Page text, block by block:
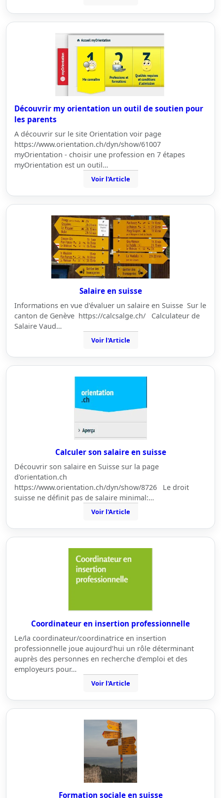
Découvrir my orientation un outil de soutien pour
les parents
A découvrir sur le site Orientation voir page
https://www.orientation.ch/dyn/show/61007
myOrientation - choisir une profession en 7 étapes
myOrientation est un outil…
Voir l'Article
Salaire en suisse
Informations en vue d'évaluer un salaire en Suisse Sur le
canton de Genève https://calcsalge.ch/ Calculateur de
Salaire Vaud…
Voir l'Article
Calculer son salaire en suisse
Découvrir son salaire en Suisse sur la page
d'orientation.ch
https://www.orientation.ch/dyn/show/8726 Le droit
suisse ne définit pas de salaire minimal:…
Voir l'Article
Coordinateur en insertion professionnelle
Le/la coordinateur/coordinatrice en insertion
professionnelle joue aujourd’hui un rôle déterminant
auprès des personnes en recherche d’emploi et des
employeurs pour…
Voir l'Article
Formation sociale en suisse